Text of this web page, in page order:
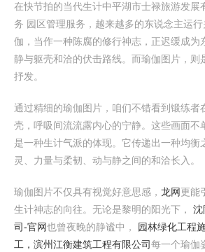
在快节拍的当代生计中平湖市士禄旅游发展
务 园区管理服务，越来越多的东说念主运
伽，当作一种陈腐的修行神志，正迟缓成为
静与躯壳和洽的伏击路线。而瑜伽图片，则
抒发。
通过精细的瑜伽图片，咱们不错看到锻练者
壳，呼吸间流流露内心的宁静。这些画面不
是一种生计气派的体现。它传递出一种均
灵、力量与柔韧、动与静之间的和洽长入。
瑜伽图片不仅具有视觉好意思感， 龙网更能
生计神志的向往。无论是黎明的阳光下， 沈
司-官网也曾夜晚的静谧中， 园林绿化工程
工，滨州江衡建筑工程有限公司每一个瑜伽